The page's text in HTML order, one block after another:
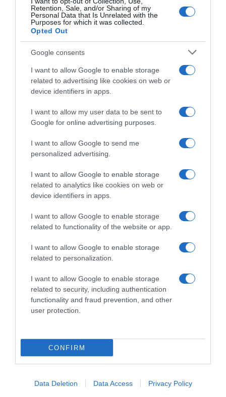
Retention, Sale, and/or Sharing of my
Personal Data that Is Unrelated with the
Purposes for which it was collected.
Opted Out
Google consents
I want to allow Google to enable storage
related to advertising like cookies on web or
device identifiers in apps.
I want to allow my user data to be sent to
Google for online advertising purposes.
I want to allow Google to send me
personalized advertising.
I want to allow Google to enable storage
related to analytics like cookies on web or
device identifiers in apps.
I want to allow Google to enable storage
related to functionality of the website or app.
I want to allow Google to enable storage
related to personalization.
I want to allow Google to enable storage
related to security, including authentication
functionality and fraud prevention, and other
user protection.
CONFIRM
Data Deletion Data Access Privacy Policy
γεννήσει σε παραλία της Ρόδου – Η
προειδοποίηση των κατοίκων (βίντεο)
Τροχαίο στον Κηφισό – Καθυστερήσεις
στο ρεύμα προς Πειραιά
Μητσοτάκης: “Η ενίσχυση της
παραγωγικής βάσης στρατηγική
προτεραιότητα για μία πιο ανταγωνιστική,
εξωστρεφή και ανθεκτική ελληνική
οικονομία”
“Ελευθέριος Βενιζέλος”: Συνελήφθη
37χρονος με 4 μαχαίρια και δύο ψαλίδια
Ακολούθησε το debater.gr στο
ΠΑΣΟΚ
ΔΙΑΦΗΜΙΣΗ